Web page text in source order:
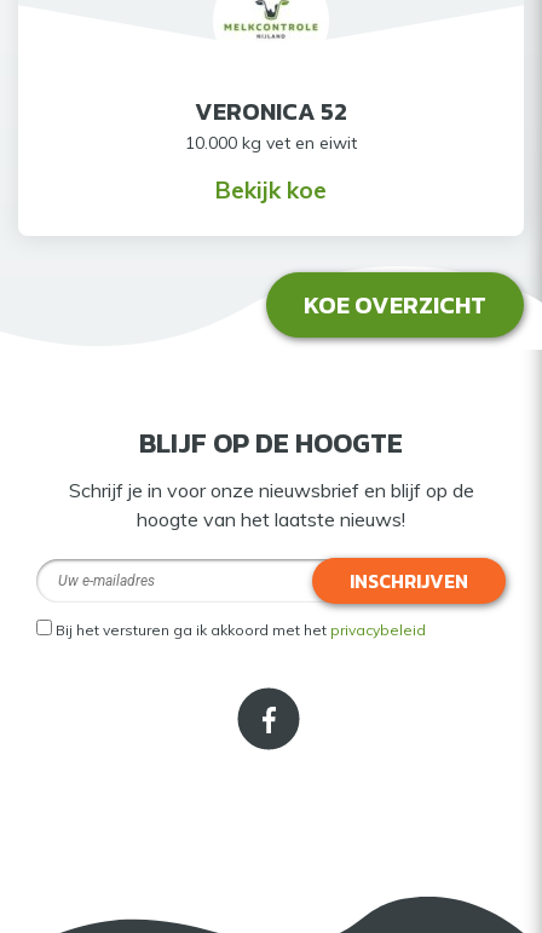
VERONICA 52
10.000 kg vet en eiwit
Bekijk koe
KOE OVERZICHT
BLIJF OP DE HOOGTE
Schrijf je in voor onze nieuwsbrief en blijf op de
hoogte van het laatste nieuws!
INSCHRIJVEN
Bij het versturen ga ik akkoord met het privacybeleid